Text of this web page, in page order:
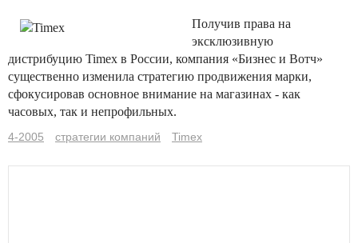
Получив права на
эксклюзивную
дистрибуцию Timex в России, компания «Бизнес и Вотч»
существенно изменила стратегию продвижения марки,
сфокусировав основное внимание на магазинах - как
часовых, так и непрофильных.
4-2005 стратегии компаний Timex